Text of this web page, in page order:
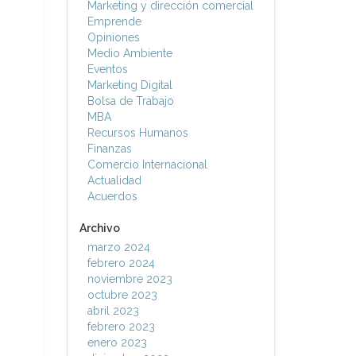
Marketing y dirección comercial
Emprende
Opiniones
Medio Ambiente
Eventos
Marketing Digital
Bolsa de Trabajo
MBA
Recursos Humanos
Finanzas
Comercio Internacional
Actualidad
Acuerdos
Archivo
marzo 2024
febrero 2024
noviembre 2023
octubre 2023
abril 2023
febrero 2023
enero 2023